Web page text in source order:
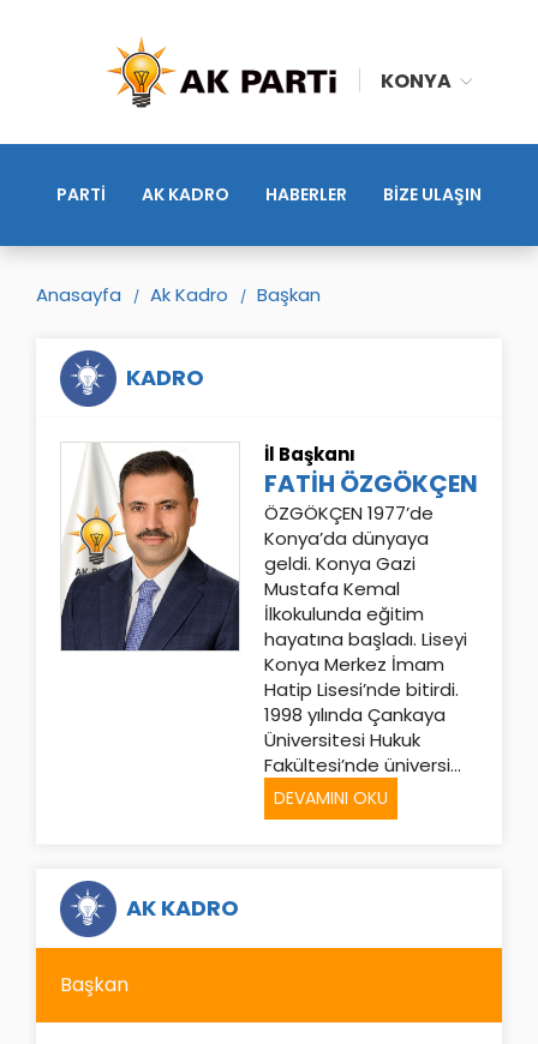
KONYA
PARTİ AK KADRO HABERLER BİZE ULAŞIN
Anasayfa Ak Kadro Başkan
AK KADRO
Başkan
KADRO
İl Başkanı
FATİH ÖZGÖKÇEN
ÖZGÖKÇEN 1977’de
Konya’da dünyaya
geldi. Konya Gazi
Mustafa Kemal
İlkokulunda eğitim
hayatına başladı. Liseyi
Konya Merkez İmam
Hatip Lisesi’nde bitirdi.
1998 yılında Çankaya
Üniversitesi Hukuk
Fakültesi’nde üniversi...
DEVAMINI OKU